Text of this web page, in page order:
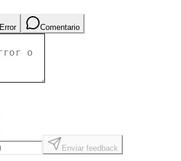
Error Comentario
Enviar feedback